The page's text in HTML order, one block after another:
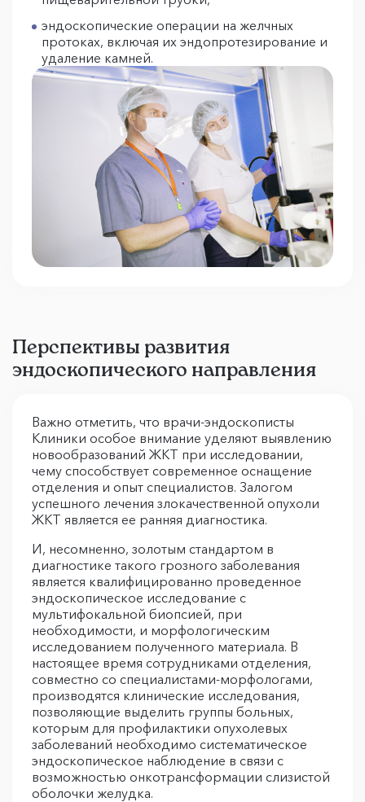
эндоскопические операции на желчных
протоках, включая их эндопротезирование и
удаление камней.
Перспективы развития
эндоскопического направления
Важно отметить, что врачи-эндоскописты
Клиники особое внимание уделяют выявлению
новообразований ЖКТ при исследовании,
чему способствует современное оснащение
отделения и опыт специалистов. Залогом
успешного лечения злокачественной опухоли
ЖКТ является ее ранняя диагностика.
И, несомненно, золотым стандартом в
диагностике такого грозного заболевания
является квалифицированно проведенное
эндоскопическое исследование с
мультифокальной биопсией, при
необходимости, и морфологическим
исследованием полученного материала. В
настоящее время сотрудниками отделения,
совместно со специалистами-морфологами,
производятся клинические исследования,
позволяющие выделить группы больных,
которым для профилактики опухолевых
заболеваний необходимо систематическое
эндоскопическое наблюдение в связи с
возможностью онкотрансформации слизистой
оболочки желудка.